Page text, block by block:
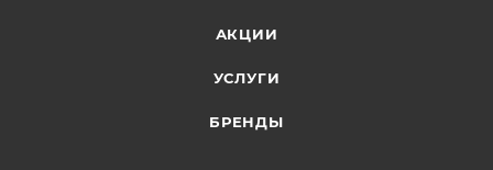
АКЦИИ
УСЛУГИ
БРЕНДЫ